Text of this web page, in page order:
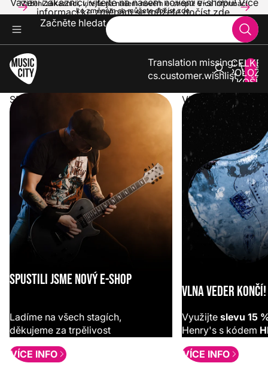
Vážení zákazníci, vítejte na našem novém e-shopu! Více informací
ke změnám se můžete dočíst zde.
Vážení zákazníci, vítejte na našem novém e-shopu! Více
informací ke změnám se můžete dočíst zde.
Začněte hledat
Translation missing:
cs.customer.wishlist
V
0
SPUSTILI JSME NOVÝ E-SHOP
SPUSTILI JSME NOVÝ E-SHOP
Ladíme na všech stagích,
děkujeme za trpělivost
VÍCE INFO
VLNA VEDER
VLNA VEDER KONČÍ!
Využijte slevu 15
Henry's s kódem
VÍCE INFO